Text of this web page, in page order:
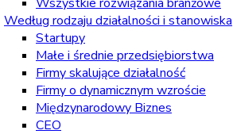
Według rodzaju działalności i stanowiska
Startupy
Małe i średnie przedsiębiorstwa
Firmy skalujące działalność
Firmy o dynamicznym wzroście
Międzynarodowy Biznes
CEO